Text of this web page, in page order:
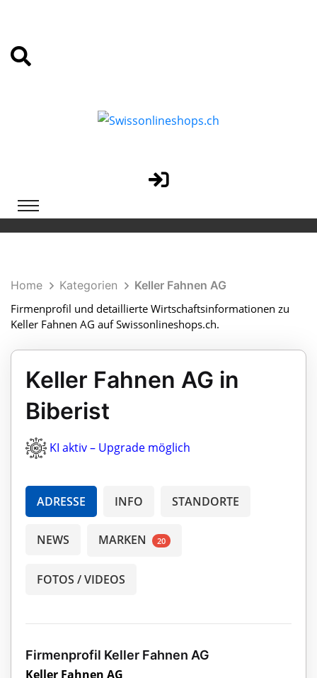
Home Kategorien
Keller Fahnen AG
Firmenprofil und detaillierte Wirtschaftsinformationen zu
Keller Fahnen AG auf Swissonlineshops.ch.
Keller Fahnen AG in
Biberist
KI aktiv – Upgrade möglich
ADRESSE INFO STANDORTE
NEWS MARKEN 20
FOTOS / VIDEOS
Firmenprofil Keller Fahnen AG
Keller Fahnen AG